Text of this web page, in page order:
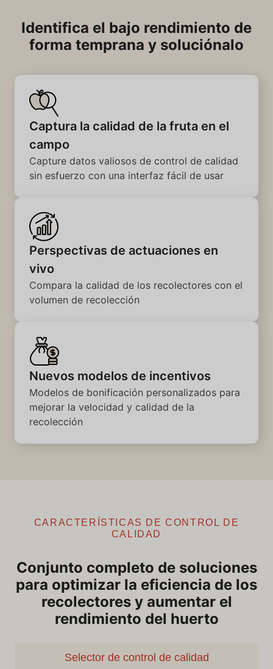
Identifica el bajo rendimiento de
forma temprana y soluciónalo
Captura la calidad de la fruta en el
campo
Capture datos valiosos de control de calidad
sin esfuerzo con una interfaz fácil de usar
Perspectivas de actuaciones en
vivo
Compara la calidad de los recolectores con el
volumen de recolección
Nuevos modelos de incentivos
Modelos de bonificación personalizados para
mejorar la velocidad y calidad de la
recolección
CARACTERÍSTICAS DE CONTROL DE
CALIDAD
Conjunto completo de soluciones
para optimizar la eficiencia de los
recolectores y aumentar el
rendimiento del huerto
Selector de control de calidad